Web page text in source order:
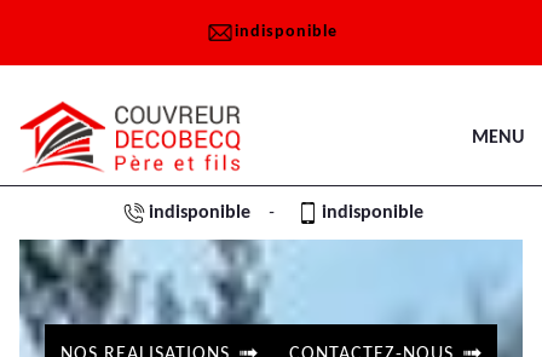
indisponible
MENU
indisponible - indisponible